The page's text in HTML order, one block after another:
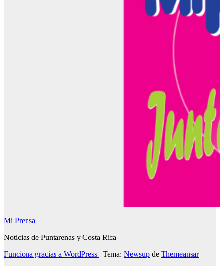
Mi Prensa
Noticias de Puntarenas y Costa Rica
Funciona gracias a WordPress
Tema: Newsup de Themeansar